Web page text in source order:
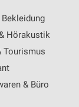
Hörakustik
Tourismus
& Büro